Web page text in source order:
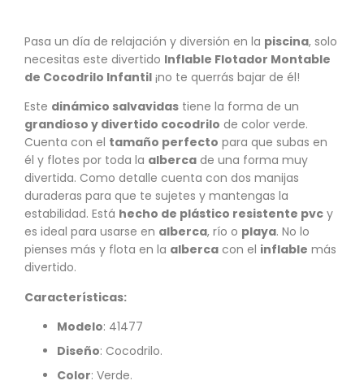
Pasa un día de relajación y diversión en la piscina, solo
necesitas este divertido Inflable Flotador Montable
de Cocodrilo Infantil ¡no te querrás bajar de él!
Este dinámico salvavidas tiene la forma de un
grandioso y divertido cocodrilo de color verde.
Cuenta con el tamaño perfecto para que subas en
él y flotes por toda la alberca de una forma muy
divertida. Como detalle cuenta con dos manijas
duraderas para que te sujetes y mantengas la
estabilidad. Está hecho de plástico resistente pvc y
es ideal para usarse en alberca, río o playa. No lo
pienses más y flota en la alberca con el inflable más
divertido.
Características:
Modelo: 41477
Diseño: Cocodrilo.
Color: Verde.